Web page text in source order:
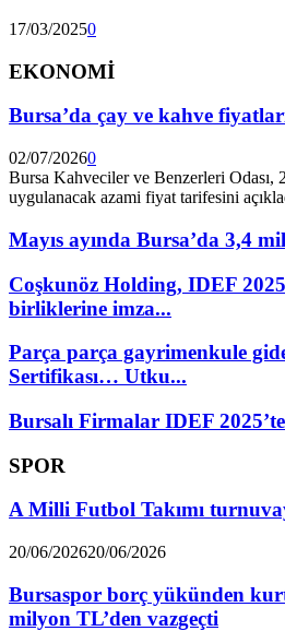
17/03/20250
EKONOMİ
Bursa’da çay ve kahve
02/07/20260
Bursa Kahveciler ve Benzerleri Odası,
uygulanacak azami fiyat tarifesini
Mayıs ayında Bursa’da 3,4
Coşkunöz Holding, IDEF
birliklerine imza...
Parça parça gayrimenkule
Sertifikası… Utku...
Bursalı Firmalar IDEF
SPOR
A Milli Futbol Takımı
20/06/202620/06/2026
Bursaspor borç yükünden
milyon TL’den vazgeçti